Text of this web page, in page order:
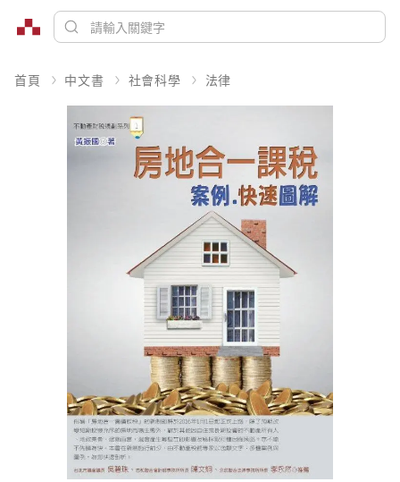
首頁 中文書 社會科學 法律